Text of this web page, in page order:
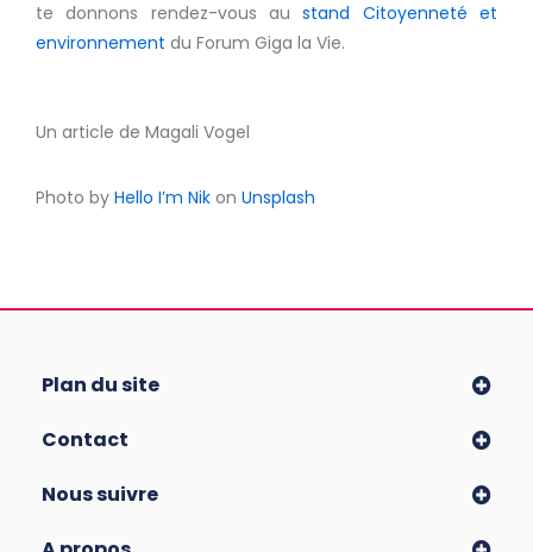
te donnons rendez-vous austand Citoyenneté et
environnement du Forum Giga la Vie.
Un article de Magali Vogel
Photo by Hello I’m Nik on Unsplash
Plan du site
Contact
Nous suivre